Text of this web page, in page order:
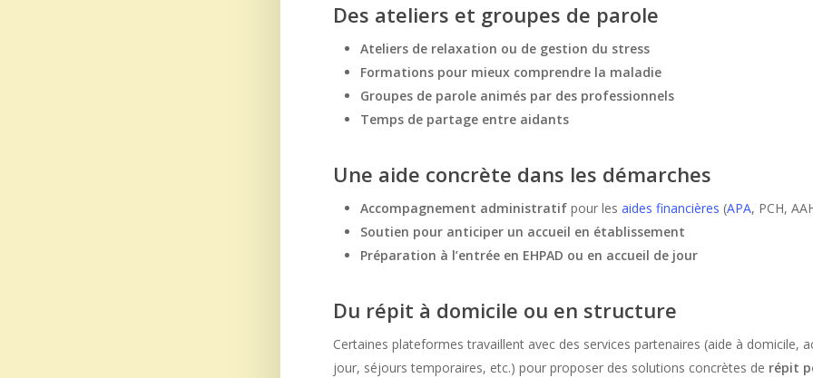
Des ateliers et groupes de parole
Ateliers de relaxation ou de gestion du stress
Formations pour mieux comprendre la maladie
Groupes de parole animés par des professionnels
Temps de partage entre aidants
Une aide concrète dans les démarches
Accompagnement administratif pour lesaides financières (APA, PCH,
Soutien pour anticiper un accueil en établissement
Préparation à l’entrée en EHPAD ou en accueil de jour
Du répit à domicile ou en structure
Certaines plateformes travaillent avec des services partenaires (aide à domicile,
jour, séjours temporaires, etc.) pour proposer des solutions concrètes de répit